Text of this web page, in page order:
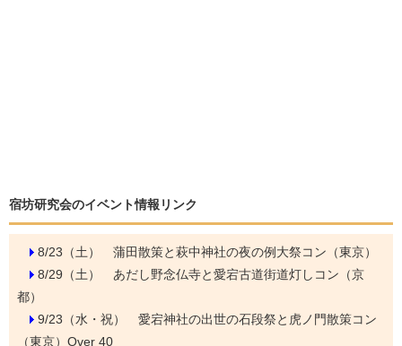
宿坊研究会のイベント情報リンク
8/23（土） 蒲田散策と萩中神社の夜の例大祭コン（東京）
8/29（土） あだし野念仏寺と愛宕古道街道灯しコン（京
都）
9/23（水・祝） 愛宕神社の出世の石段祭と虎ノ門散策コン
（東京）Over 40